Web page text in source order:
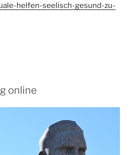
helfen-seelisch-gesund-zu-
online